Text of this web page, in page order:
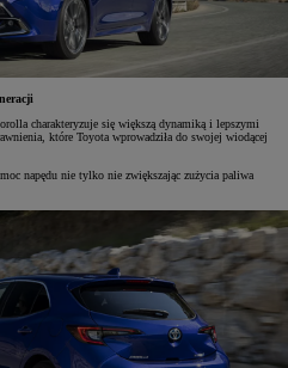
charakteryzuje się większą dynamiką i lepszymi
które Toyota wprowadziła do swojej wiodącej
napędu nie tylko nie zwiększając zużycia paliwa